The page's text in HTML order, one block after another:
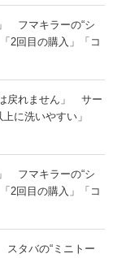
フマキラーの“シ
2回目の購入」「コ
戻れません」 サー
に洗いやすい」
フマキラーの“シ
2回目の購入」「コ
スタバの“ミニトー